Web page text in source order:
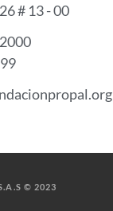
# 13 - 00
© 2023